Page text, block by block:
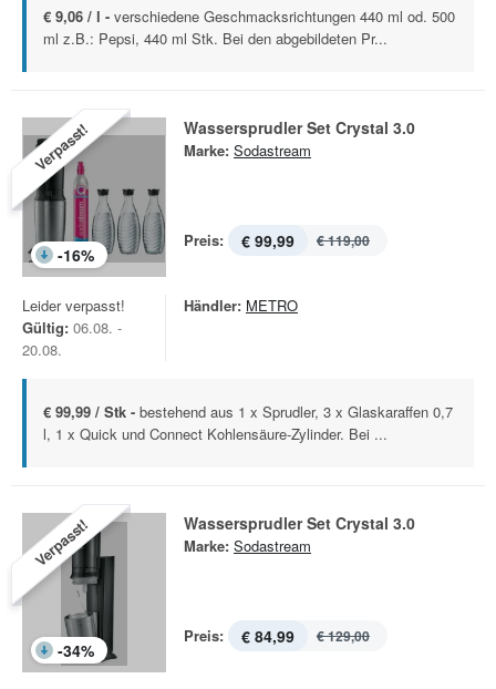
€ 9,06 / l - verschiedene Geschmacksrichtungen 440 ml od. 500
ml z.B.: Pepsi, 440 ml Stk. Bei den abgebildeten Pr...
Verpasst!
-16%
Wassersprudler Set Crystal 3.0
Marke: Sodastream
Preis: € 99,99 € 119,00
Leider verpasst!
Gültig: 06.08. -
20.08.
Händler: METRO
€ 99,99 / Stk - bestehend aus 1 x Sprudler, 3 x Glaskaraffen 0,7
l, 1 x Quick und Connect Kohlensäure-Zylinder. Bei ...
Verpasst!
-34%
Wassersprudler Set Crystal 3.0
Marke: Sodastream
Preis: € 84,99 € 129,00